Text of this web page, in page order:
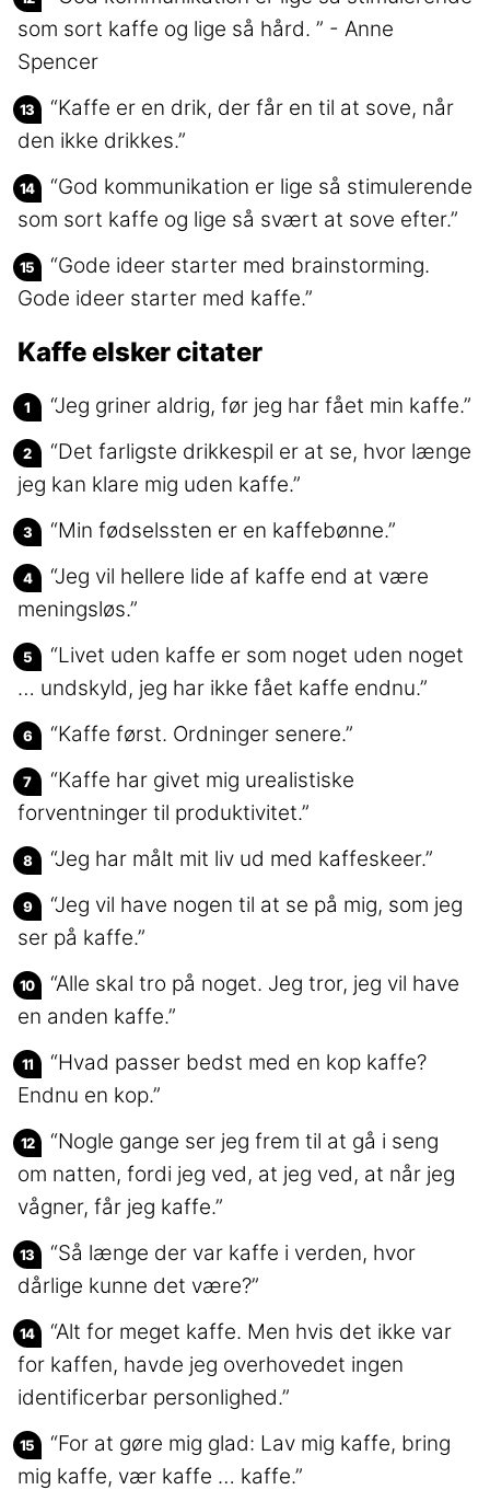
som sort kaffe og lige så hård. ” - Anne
Spencer
“Kaffe er en drik, der får en til at sove, når
den ikke drikkes.”
“God kommunikation er lige så stimulerende
som sort kaffe og lige så svært at sove efter.”
“Gode ideer starter med brainstorming.
Gode ideer starter med kaffe.”
Kaffe elsker citater
“Jeg griner aldrig, før jeg har fået min kaffe.”
“Det farligste drikkespil er at se, hvor længe
jeg kan klare mig uden kaffe.”
“Min fødselssten er en kaffebønne.”
“Jeg vil hellere lide af kaffe end at være
meningsløs.”
“Livet uden kaffe er som noget uden noget
… undskyld, jeg har ikke fået kaffe endnu.”
“Kaffe først. Ordninger senere.”
“Kaffe har givet mig urealistiske
forventninger til produktivitet.”
“Jeg har målt mit liv ud med kaffeskeer.”
“Jeg vil have nogen til at se på mig, som jeg
ser på kaffe.”
“Alle skal tro på noget. Jeg tror, jeg vil have
en anden kaffe.”
“Hvad passer bedst med en kop kaffe?
Endnu en kop.”
“Nogle gange ser jeg frem til at gå i seng
om natten, fordi jeg ved, at jeg ved, at når jeg
vågner, får jeg kaffe.”
“Så længe der var kaffe i verden, hvor
dårlige kunne det være?”
“Alt for meget kaffe. Men hvis det ikke var
for kaffen, havde jeg overhovedet ingen
identificerbar personlighed.”
“For at gøre mig glad: Lav mig kaffe, bring
mig kaffe, vær kaffe … kaffe.”